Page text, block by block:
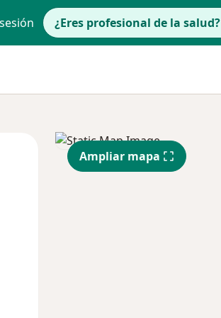
¿Eres profesional de la salud?
Jue
13 Ago
Vie
14 Ago
Ampliar mapa